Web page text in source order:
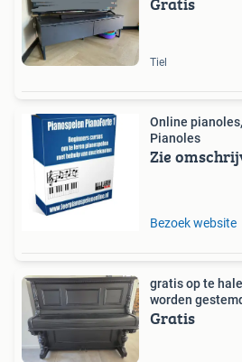
Tiel
Online
Pianoles
Zie
Bezoek website
gratis op te
worden
Gratis